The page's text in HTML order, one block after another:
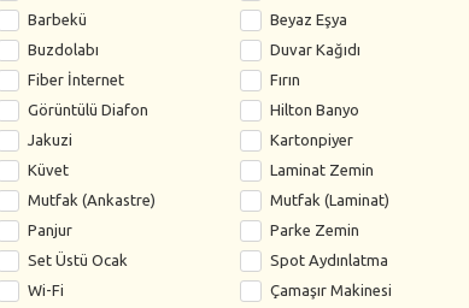
Barbekü
Beyaz Eşya
Buzdolabı
Duvar Kağıdı
Fiber İnternet
Fırın
Görüntülü Diafon
Hilton Banyo
Jakuzi
Kartonpiyer
Küvet
Laminat Zemin
Mutfak (Ankastre)
Mutfak (Laminat)
Panjur
Parke Zemin
Set Üstü Ocak
Spot Aydınlatma
Wi-Fi
Çamaşır Makinesi